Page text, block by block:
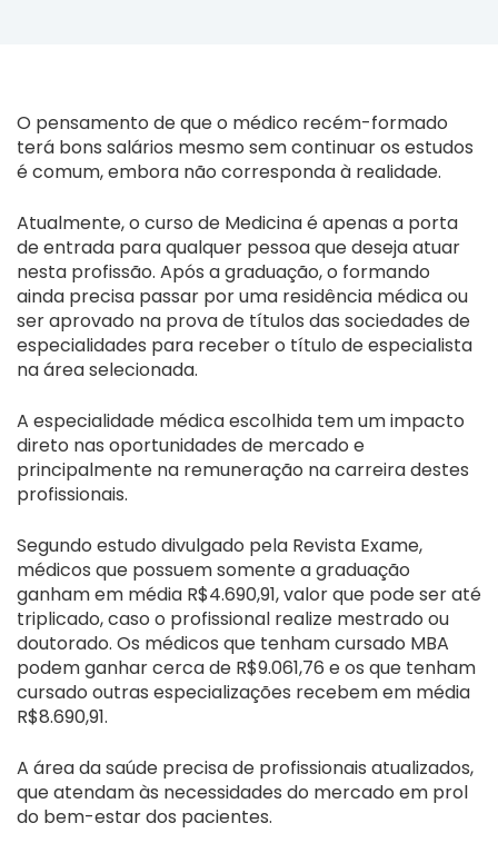
O pensamento de que o médico recém-formado
terá bons salários mesmo sem continuar os estudos
é comum, embora não corresponda à realidade.
Atualmente, o curso de Medicina é apenas a porta
de entrada para qualquer pessoa que deseja atuar
nesta profissão. Após a graduação, o formando
ainda precisa passar por uma residência médica ou
ser aprovado na prova de títulos das sociedades de
especialidades para receber o título de especialista
na área selecionada.
A especialidade médica escolhida tem um impacto
direto nas oportunidades de mercado e
principalmente na remuneração na carreira destes
profissionais.
Segundo estudo divulgado pela Revista Exame,
médicos que possuem somente a graduação
ganham em média R$4.690,91, valor que pode ser até
triplicado, caso o profissional realize mestrado ou
doutorado. Os médicos que tenham cursado MBA
podem ganhar cerca de R$9.061,76 e os que tenham
cursado outras especializações recebem em média
R$8.690,91.
A área da saúde precisa de profissionais atualizados,
que atendam às necessidades do mercado em prol
do bem-estar dos pacientes.